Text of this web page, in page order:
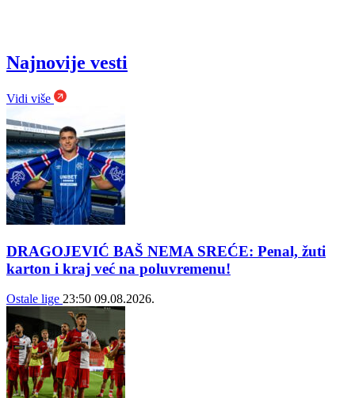
Najnovije vesti
Vidi više
DRAGOJEVIĆ BAŠ NEMA SREĆE: Penal, žuti
karton i kraj već na poluvremenu!
Ostale lige 23:50 09.08.2026.